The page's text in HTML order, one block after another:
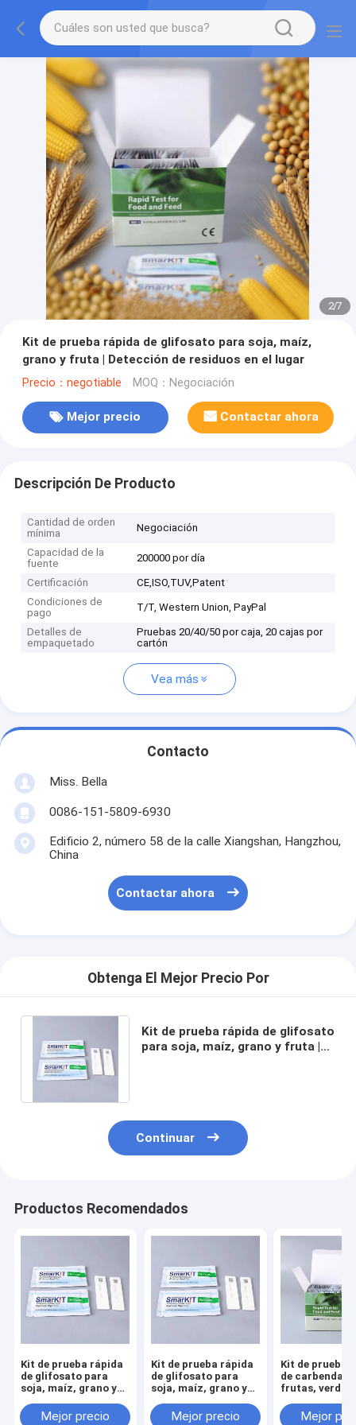
2/7
Kit de prueba rápida de glifosato para soja, maíz,
grano y fruta | Detección de residuos en el lugar
Precio：negotiable MOQ：Negociación
Mejor precio Contactar ahora
Descripción De Producto
Cantidad de orden
mínima
Negociación
Capacidad de la
fuente
200000 por día
Certificación
CE,ISO,TUV,Patent
Condiciones de
pago
T/T, Western Union, PayPal
Detalles de
empaquetado
Pruebas 20/40/50 por caja, 20 cajas por
cartón
Vea más
Contacto
Miss. Bella
0086-151-5809-6930
Edificio 2, número 58 de la calle Xiangshan, Hangzhou,
China
Contactar ahora
Obtenga El Mejor Precio Por
Kit de prueba rápida de glifosato
para soja, maíz, grano y fruta |
Continuar
Productos Recomendados
Kit de prueba rápida
de glifosato para
soja, maíz, grano y
residuos en el lugar
Mejor precio
Kit de prueba rápida
de glifosato para
soja, maíz, grano y
residuos en el lugar
Mejor precio
Kit de prueba
de
frutas,
de residuos de
Mejor